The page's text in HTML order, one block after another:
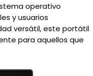
operativo
y usuarios
versátil, este portátil
para aquellos que